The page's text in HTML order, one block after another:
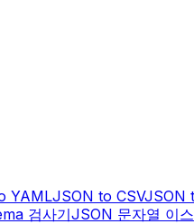
YAMLJSON to CSVJSON
검사기JSON 문자열 이